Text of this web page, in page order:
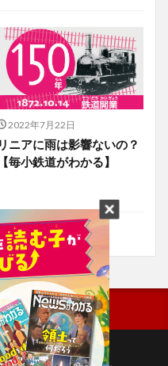
2022年7月22日
リニアに雨は影響ないの？
【毎小鉄道がわかる】